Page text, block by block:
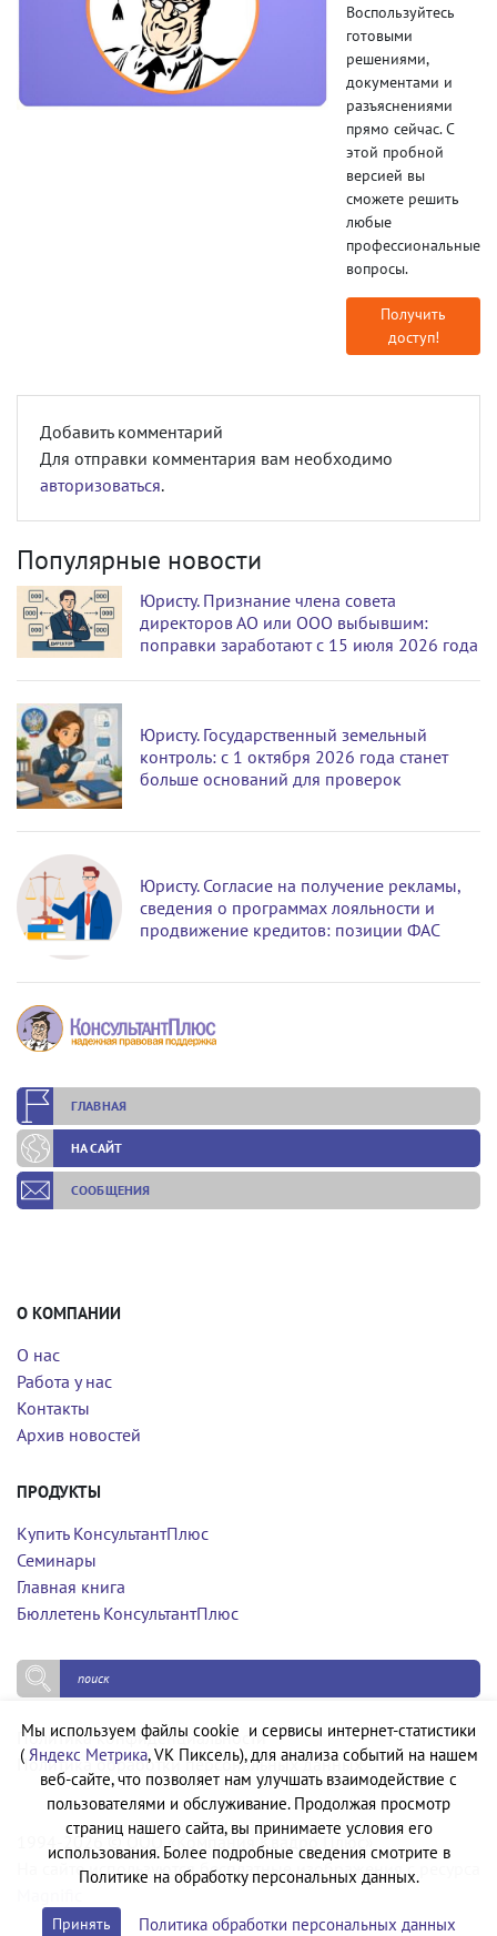
Воспользуйтесь
готовыми
решениями,
документами и
разъяснениями
прямо сейчас. С
этой пробной
версией вы
сможете решить
любые
профессиональные
вопросы.
Получить
доступ!
Добавить комментарий
Для отправки комментария вам необходимо
авторизоваться.
Популярные новости
Юристу. Признание члена совета
директоров АО или ООО выбывшим:
поправки заработают с 15 июля 2026 года
Юристу. Государственный земельный
контроль: с 1 октября 2026 года станет
больше оснований для проверок
Юристу. Согласие на получение рекламы,
сведения о программах лояльности и
продвижение кредитов: позиции ФАС
ГЛАВНАЯ
НА САЙТ
СООБЩЕНИЯ
О КОМПАНИИ
О нас
Работа у нас
Контакты
Архив новостей
ПРОДУКТЫ
Купить КонсультантПлюс
Семинары
Главная книга
Бюллетень КонсультантПлюс
Политика конфиденциальности
Политика обработки персональных данных
1994-2026 © ООО «Компания Квадро Плюс»
На сайте используются бесплатные изображения с ресурса
Мы используем файлы cookie и сервисы интернет-статистики
( Яндекс Метрика, VK Пиксель), для анализа событий на нашем
веб-сайте, что позволяет нам улучшать взаимодействие с
пользователями и обслуживание. Продолжая просмотр
страниц нашего сайта, вы принимаете условия его
использования. Более подробные сведения смотрите в
Политике на обработку персональных данных.
Принять Политика обработки персональных данных